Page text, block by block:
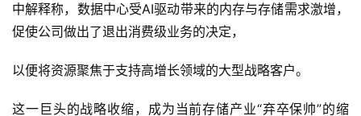
中解释称，数据中心受AI驱动带来的内存与存储需求激增，
促使公司做出了退出消费级业务的决定，
以便将资源聚焦于支持高增长领域的大型战略客户。
这一巨头的战略收缩，成为当前存储产业“弃卒保帅”的缩